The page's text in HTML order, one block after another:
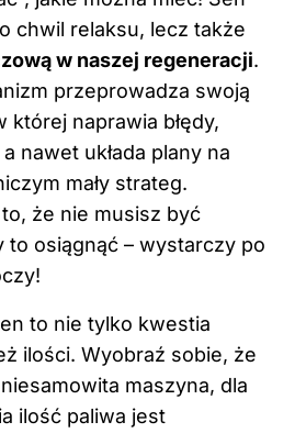
chwil relaksu, lecz także
w naszej regeneracji.
przeprowadza swoją
której naprawia błędy,
nawet układa plany na
mały strateg.
że nie musisz być
to osiągnąć – wystarczy po
to nie tylko kwestia
ilości. Wyobraź sobie, że
maszyna, dla
ilość paliwa jest